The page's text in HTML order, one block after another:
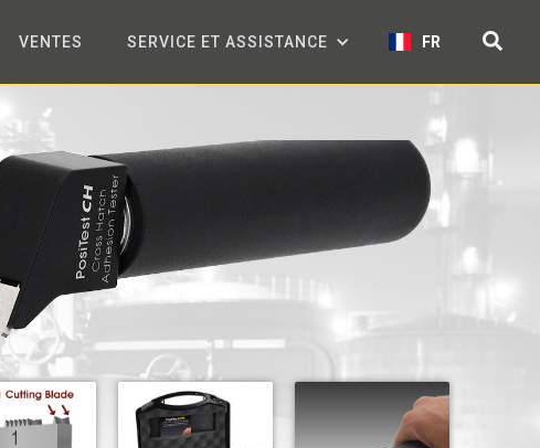
VENTES SERVICE ET ASSISTANCE FR